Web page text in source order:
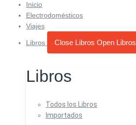
Inicio
Electrodomésticos
Viajes
Libros Close Libros Open Libros
Libros
Todos los Libros
Importados